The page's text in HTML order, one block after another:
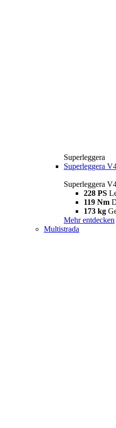
Superleggera
Superleggera
Superleggera
228 PS
119 Nm
173 kg
Mehr entdecken
Multistrada